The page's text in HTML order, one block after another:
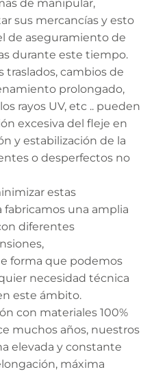
de manipular,
sus mercancías y esto
de aseguramiento de
durante este tiempo.
traslados, cambios de
prolongado,
rayos UV, etc .. pueden
excesiva del fleje en
y estabilización de la
o desperfectos no
estas
fabricamos una amplia
diferentes
forma que podemos
necesidad técnica
este ámbito.
con materiales 100%
muchos años, nuestros
elevada y constante
máxima